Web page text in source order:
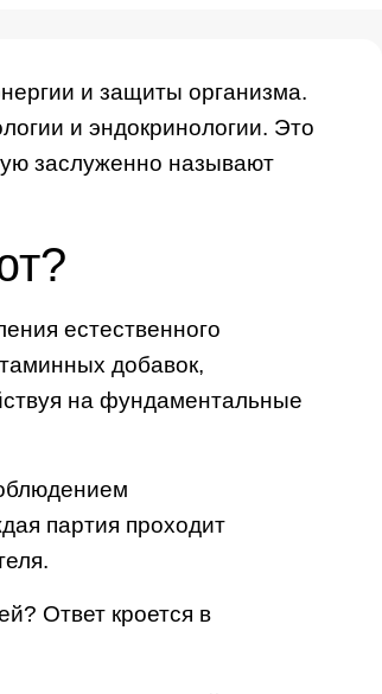
и защиты организма.
и эндокринологии. Это
заслуженно называют
естественного
добавок,
на фундаментальные
партия проходит
Ответ кроется в